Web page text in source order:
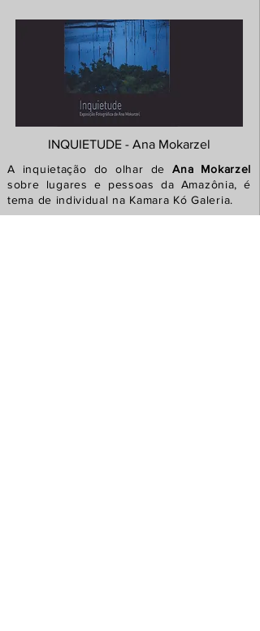
INQUIETUDE - Ana Mokarzel
A inquietação do olhar deAna Mokarzel
sobre lugares e pessoas da Amazônia, é
tema de individual na Kamara Kó Galeria.